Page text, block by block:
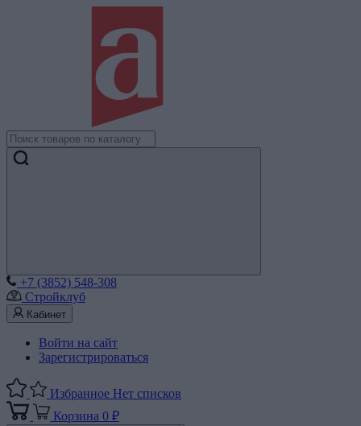
+7 (3852) 548-308
Стройклуб
Кабинет
Войти на сайт
Зарегистрироваться
Избранное Нет списков
Корзина 0 ₽